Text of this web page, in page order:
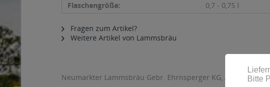
Flaschengröße: 0,7 - 0,75 l
Fragen zum Artikel?
Weitere Artikel von Lammsbräu
Neumarkter Lammsbräu Gebr. Ehrnsperger KG, Amberger